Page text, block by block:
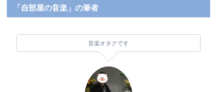
「自部屋の音楽」の筆者
音楽オタクです